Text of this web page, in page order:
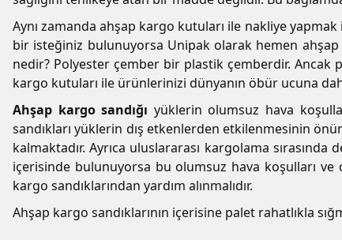
Aynı zamanda ahşap kargo kutuları ile nakliye
bir isteğiniz bulunuyorsa Unipak olarak hemen
nedir? Polyester çember bir plastik çemberdir. Ancak
kargo kutuları ile ürünlerinizi dünyanın öbür ucuna
Ahşap kargo sandığı yüklerin olumsuz hava
sandıkları yüklerin dış etkenlerden etkilenmesinin
kalmaktadır. Ayrıca uluslararası kargolama
içerisinde bulunuyorsa bu olumsuz hava koşulları ve
kargo sandıklarından yardım alınmalıdır.
Ahşap kargo sandıklarının içerisine palet rahatlıkla